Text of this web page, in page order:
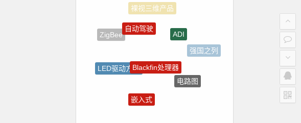
ZigBee
强国之列
LED驱动方案
电路图
嵌入式